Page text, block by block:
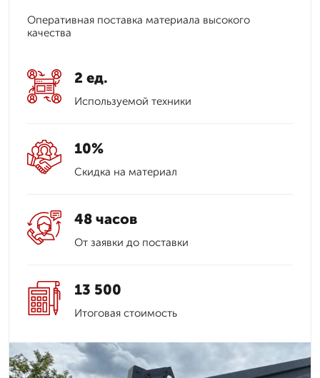
Оперативная поставка материала высокого
качества
2 ед.
Используемой техники
10%
Скидка на материал
48 часов
От заявки до поставки
13 500
Итоговая стоимость